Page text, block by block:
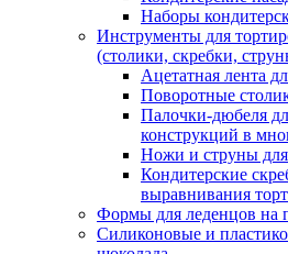
Наборы
Инструменты для
(столики, скребки,
Ацетатная лента
Поворотные
Палочки-дюбеля
конструкций в
Ножи и струны для
Кондитерские
выравнивания
Формы для леденцов на
Силиконовые и